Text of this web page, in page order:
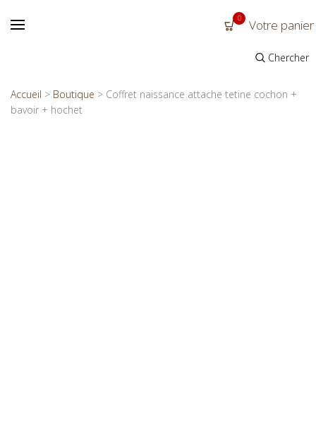
0 Votre panier
Chercher
Accueil > Boutique > Coffret naissance attache tetine cochon +
bavoir + hochet